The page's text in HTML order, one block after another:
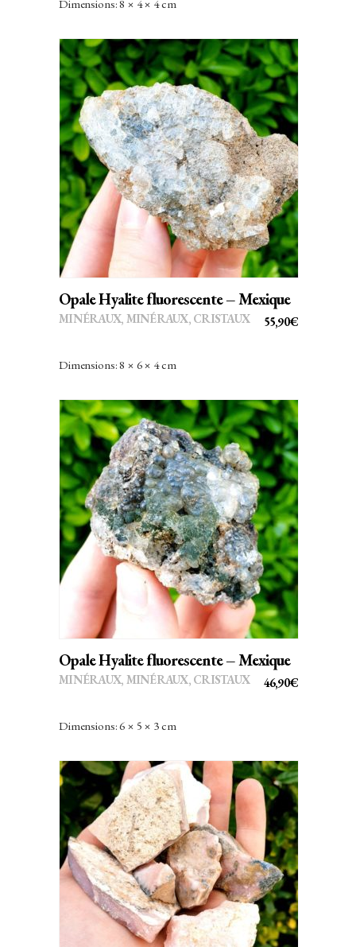
Dimensions: 8 × 4 × 4 cm
AJOUTER AU PANIER
Opale Hyalite fluorescente – Mexique
55,90€
MINÉRAUX, MINÉRAUX, CRISTAUX
Dimensions: 8 × 6 × 4 cm
AJOUTER AU PANIER
Opale Hyalite fluorescente – Mexique
46,90€
MINÉRAUX, MINÉRAUX, CRISTAUX
Dimensions: 6 × 5 × 3 cm
AJOUTER AU PANIER